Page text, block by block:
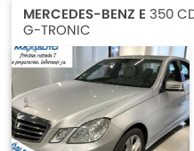
MERCEDES-BENZ E 350
G-TRONIC